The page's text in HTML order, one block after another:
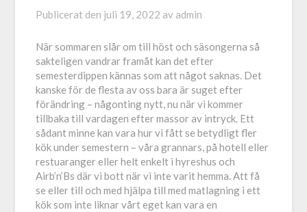
Publicerat den juli 19, 2022 av admin
När sommaren slår om till höst och säsongerna så
sakteligen vandrar framåt kan det efter
semesterdippen kännas som att något saknas. Det
kanske för de flesta av oss bara är suget efter
förändring – någonting nytt, nu när vi kommer
tillbaka till vardagen efter massor av intryck. Ett
sådant minne kan vara hur vi fått se betydligt fler
kök under semestern – våra grannars, på hotell eller
restuaranger eller helt enkelt i hyreshus och
Airb’n’Bs där vi bott när vi inte varit hemma. Att få
se eller till och med hjälpa till med matlagning i ett
kök som inte liknar vårt eget kan vara en